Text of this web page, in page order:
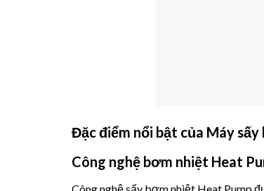
Đặc điểm nổi bật của Máy
Công nghệ bơm nhiệt Heat